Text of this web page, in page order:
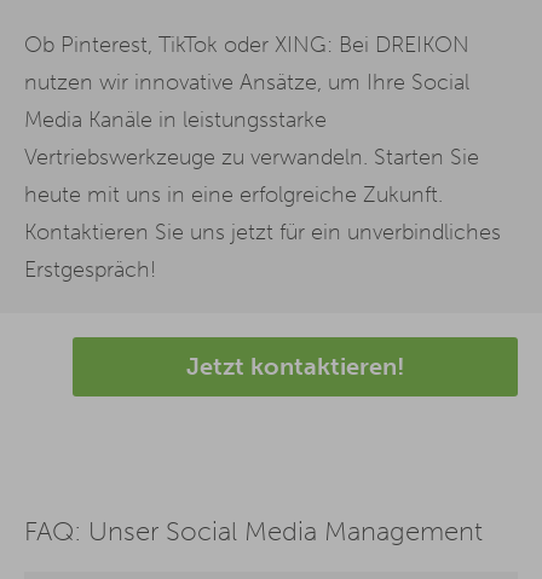
Ob Pinterest, TikTok oder XING: Bei DREIKON
nutzen wir innovative Ansätze, um Ihre Social
Media Kanäle in leistungsstarke
Vertriebswerkzeuge zu verwandeln. Starten Sie
heute mit uns in eine erfolgreiche Zukunft.
Kontaktieren Sie uns jetzt für ein unverbindliches
Erstgespräch!
Jetzt kontaktieren!
FAQ: Unser Social Media Management